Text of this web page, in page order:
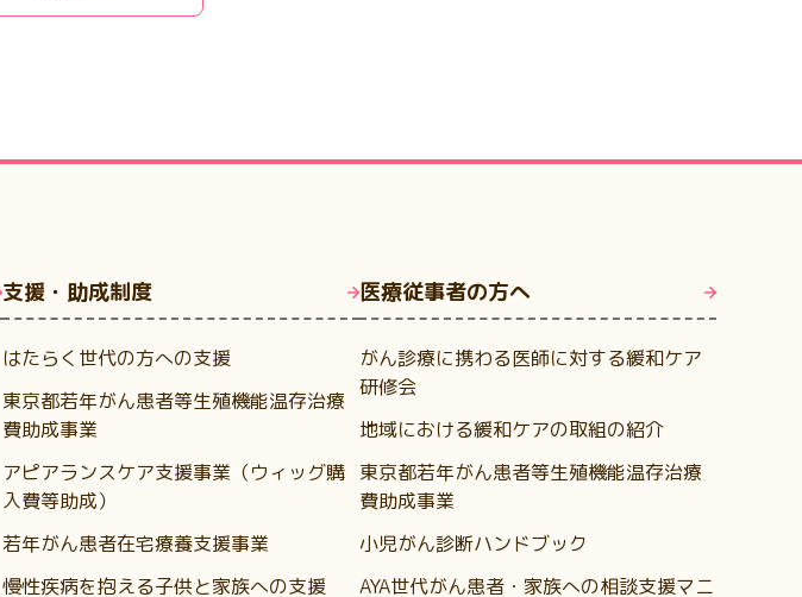
支援・助成制度
はたらく世代の方への支援
東京都若年がん患者等生殖機能温存治療
費助成事業
アピアランスケア支援事業（ウィッグ購
入費等助成）
若年がん患者在宅療養支援事業
慢性疾病を抱える子供と家族への支援
医療従事者の方へ
がん診療に携わる医師に対する緩和ケア
研修会
地域における緩和ケアの取組の紹介
東京都若年がん患者等生殖機能温存治療
費助成事業
小児がん診断ハンドブック
AYA世代がん患者・家族への相談支援マニ